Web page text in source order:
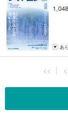
情報
006 Leofoto三脚の魅
第4回 萩原史郎
008 プロが体感 サン
069 SilverFastが実
190 フォトコン×ニ
194 驚きの進化!
第6回 池田 勉さん（
201 TCC選考会エン
212 写真展スケジュ
1,048
あ
フ
<< <